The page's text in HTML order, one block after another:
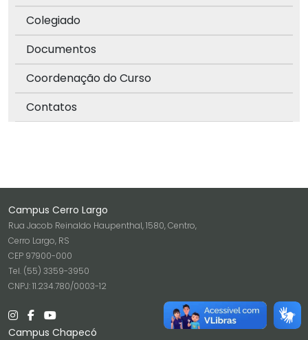
Colegiado
Documentos
Coordenação do Curso
Contatos
Campus Cerro Largo
Rua Jacob Reinaldo Haupenthal, 1580, Centro,
Cerro Largo, RS
CEP 97900-000
Tel. (55) 3359-3950
CNPJ: 11.234.780/0003-12
Campus Chapecó